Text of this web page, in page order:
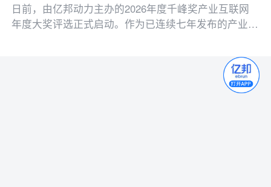
日前，由亿邦动力主办的2026年度千峰奖产业互联网
年度大奖评选正式启动。作为已连续七年发布的产业互